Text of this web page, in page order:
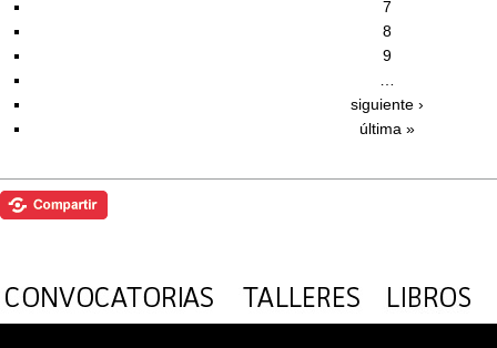
7
8
9
siguiente ›
última »